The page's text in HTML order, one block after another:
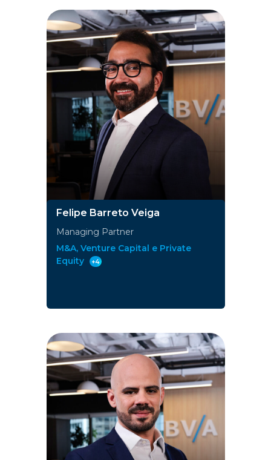
Felipe Barreto Veiga
Managing Partner
M&A, Venture Capital e Private
Equity
+4